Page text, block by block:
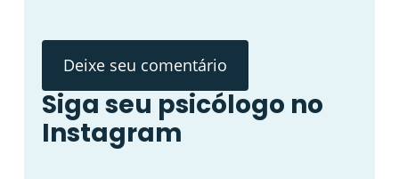
Deixe seu comentário
Siga seu psicólogo no
Instagram